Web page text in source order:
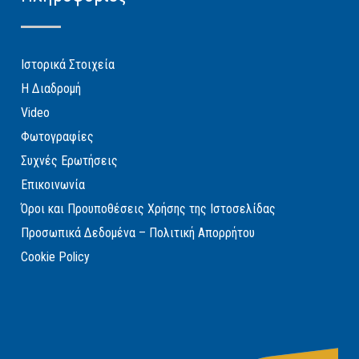
Ιστορικά Στοιχεία
Η Διαδρομή
Video
Φωτογραφίες
Συχνές Ερωτήσεις
Επικοινωνία
Όροι και Προυποθέσεις Χρήσης της Ιστοσελίδας
Προσωπικά Δεδομένα – Πολιτική Απορρήτου
Cookie Policy